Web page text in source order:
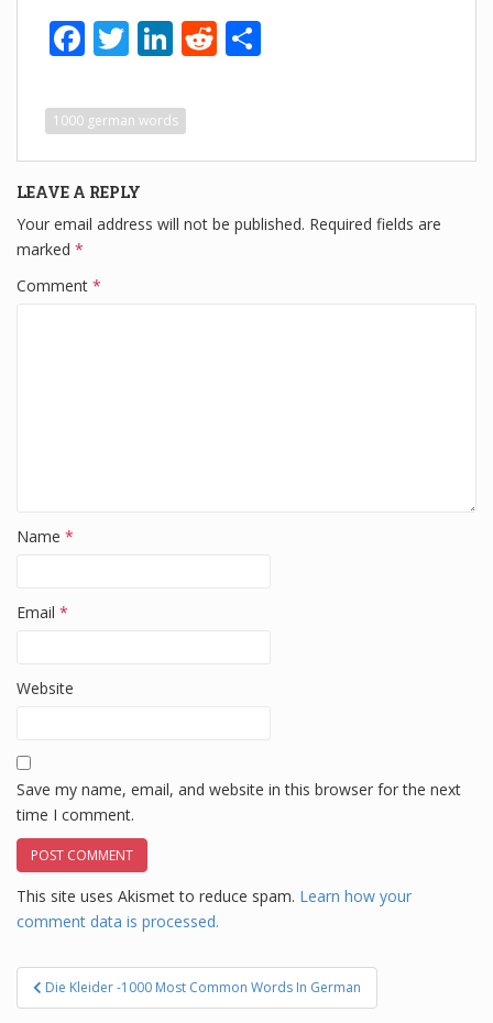
F
c
e
b
o
k
T
tt
er
Li
k
e
n
R
1000 german words
LEAVE A REPLY
Your email address will not be published. Required fields are
marked *
Comment *
Name *
Email *
Website
Save my name, email, and website in this browser for the next
time I comment.
This site uses Akismet to reduce spam. Learn how your
comment data is processed.
Post
navigation
Die Kleider -1000 Most Common Words In German